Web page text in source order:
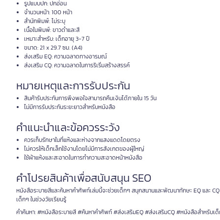
รูปแบบปก: ปกอ่อน
จำนวนหน้า: 100 หน้า
สำนักพิมพ์: ไม่ระบุ
เนื้อในพิมพ์: ขาวดำและสี
เหมาะสำหรับ: เด็กอายุ 3-7 ปี
ขนาด: 21 x 29.7 ซม. (A4)
ส่งเสริม EQ: ความฉลาดทางอารมณ์
ส่งเสริม CQ: ความฉลาดในการริเริ่มสร้างสรรค์
หมายเหตุและการรับประกัน
สินค้ารับประกันการพึงพอใจสามารถคืนเงินได้ภายใน 15 วัน
ไม่มีการรับประกันระยะยาวสำหรับหนังสือ
คำแนะนำและข้อควรระวัง
ควรเก็บรักษาในที่แห้งและห่างจากแสงแดดโดยตรง
ไม่ควรให้เด็กเล็กใช้งานโดยไม่มีการสังเกตของผู้ใหญ่
ใช้ผ้าแห้งและสะอาดในการทำความสะอาดหน้าหนังสือ
คำโปรยสินค้าเพื่อสนับสนุน SEO
หนังสือระบายสีและค้นหาคำศัพท์เล่มนี้จะช่วยเด็กๆ สนุกสนานและพัฒนาทักษะ EQ และ
เด็กๆ ในช่วงวัยเรียนรู้
คำค้นหา: #หนังสือระบายสี #ค้นหาคำศัพท์ #ส่งเสริมEQ #ส่งเสริมCQ #หนังสือสำหรับเ